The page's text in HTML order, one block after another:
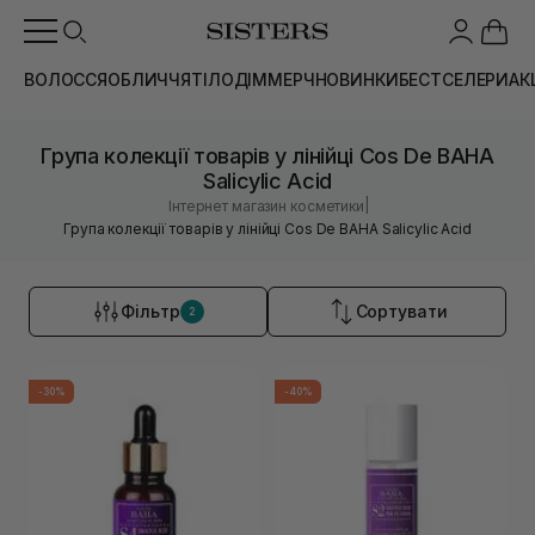
ВОЛОССЯОБЛИЧЧЯТІЛОДІММЕРЧНОВИНКИБЕСТСЕЛЕРИ
Група колекції товарів у лінійці Cos De BAHA
Salicylic Acid
Інтернет магазин косметики
Група колекції товарів у лінійці Cos De BAHA Salicylic Acid
Фільтр 2 Сортувати
-30% -40%